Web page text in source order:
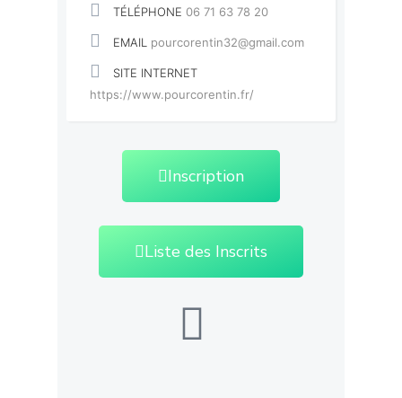
TÉLÉPHONE 06 71 63 78 20
EMAIL pourcorentin32@gmail.com
SITE INTERNET
https://www.pourcorentin.fr/
Inscription
Liste des Inscrits